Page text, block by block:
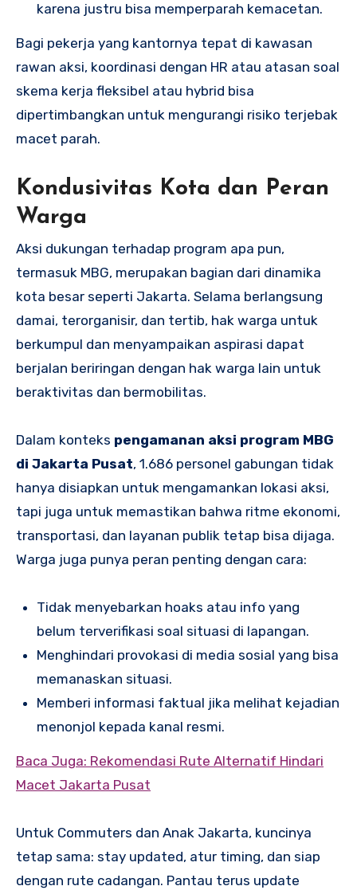
karena justru bisa memperparah kemacetan.
Bagi pekerja yang kantornya tepat di kawasan
rawan aksi, koordinasi dengan HR atau atasan soal
skema kerja fleksibel atau hybrid bisa
dipertimbangkan untuk mengurangi risiko terjebak
macet parah.
Kondusivitas Kota dan Peran
Warga
Aksi dukungan terhadap program apa pun,
termasuk MBG, merupakan bagian dari dinamika
kota besar seperti Jakarta. Selama berlangsung
damai, terorganisir, dan tertib, hak warga untuk
berkumpul dan menyampaikan aspirasi dapat
berjalan beriringan dengan hak warga lain untuk
beraktivitas dan bermobilitas.
Dalam konteks pengamanan aksi program MBG
di Jakarta Pusat, 1.686 personel gabungan tidak
hanya disiapkan untuk mengamankan lokasi aksi,
tapi juga untuk memastikan bahwa ritme ekonomi,
transportasi, dan layanan publik tetap bisa dijaga.
Warga juga punya peran penting dengan cara:
Tidak menyebarkan hoaks atau info yang
belum terverifikasi soal situasi di lapangan.
Menghindari provokasi di media sosial yang bisa
memanaskan situasi.
Memberi informasi faktual jika melihat kejadian
menonjol kepada kanal resmi.
Baca Juga: Rekomendasi Rute Alternatif Hindari
Macet Jakarta Pusat
Untuk Commuters dan Anak Jakarta, kuncinya
tetap sama: stay updated, atur timing, dan siap
dengan rute cadangan. Pantau terus update